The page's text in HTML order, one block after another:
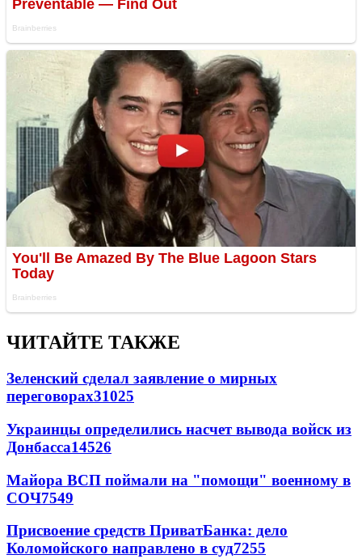
ЧИТАЙТЕ ТАКЖЕ
Зеленский сделал заявление о мирных
переговорах31025
Украинцы определились насчет вывода войск из
Донбасса14526
Майора ВСП поймали на "помощи" военному в
СОЧ7549
Присвоение средств ПриватБанка: дело
Коломойского направлено в суд7255